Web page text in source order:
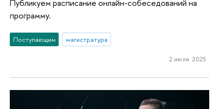
Публикуем расписание онлайн-собеседований на
программу.
Поступающим магистратура
2 июля 2025